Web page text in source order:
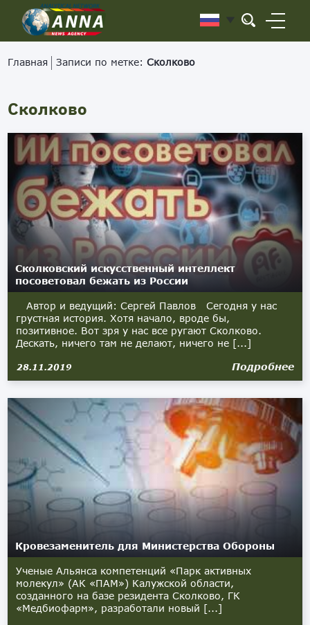
Главная Записи по метке:Сколково
Сколково
Сколковский искусственный интеллект
посоветовал бежать из России
Автор и ведущий: Сергей Павлов Сегодня у нас
грустная история. Хотя начало, вроде бы,
позитивное. Вот зря у нас все ругают Сколково.
Дескать, ничего там не делают, ничего не [...]
28.11.2019 Подробнее
Кровезаменитель для Министерства Обороны
Ученые Альянса компетенций «Парк активных
молекул» (АК «ПАМ») Калужской области,
созданного на базе резидента Сколково, ГК
«Медбиофарм», разработали новый [...]